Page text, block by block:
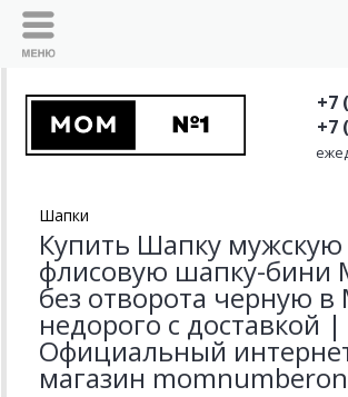
+7
+7
Шапки
Купить Шапку мужскую
флисовую шапку-бини
без отворота черную в
недорого с доставкой |
Официальный
магазин